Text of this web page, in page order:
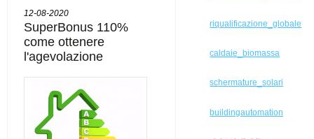
12-08-2020
SuperBonus 110%
come ottenere
l'agevolazione
riqualificazione_globale
caldaie_biomassa
schermature_solari
buildingautomation